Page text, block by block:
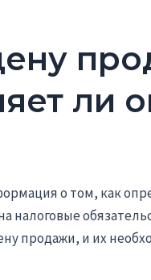
ли
о том, как
продажи, и их